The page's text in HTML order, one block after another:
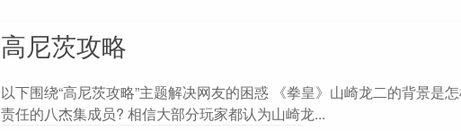
高尼茨攻略
以下围绕“高尼茨攻略”主题解决网友的困惑 《拳皇》山崎龙二的背景是
责任的八杰集成员? 相信大部分玩家都认为山崎龙...